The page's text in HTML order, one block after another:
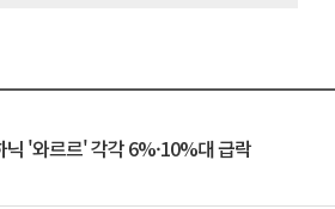
'와르르' 각각 6%·10%대 급락